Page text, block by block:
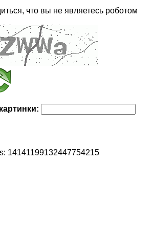
что вы не являетесь роботом
14141199132447754215